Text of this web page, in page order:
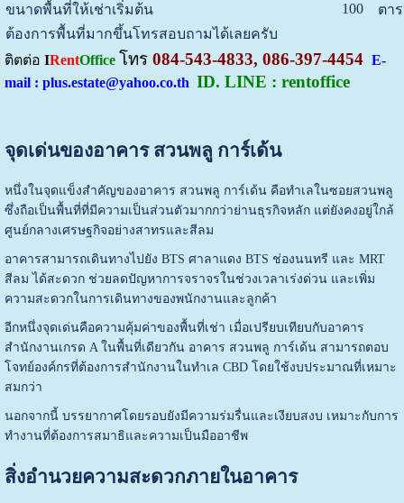
ขนาดพื้นที่ให้เช่าเริ่มต้น
100
ตา
ต้องการพื้นที่มากขึ้นโทรสอบถามได้เลยครับ
ติตต่อ IRentOffice โทร084-543-4833, 086-397-4454 E-
mail : plus.estate@yahoo.co.th ID. LINE : rentoffice
จุดเด่นของอาคาร สวนพลู การ์เด้น
หนึ่งในจุดแข็งสำคัญของอาคาร สวนพลู การ์เด้น คือทำเลในซอยสวนพลู
ซึ่งถือเป็นพื้นที่ที่มีความเป็นส่วนตัวมากกว่าย่านธุรกิจหลัก แต่ยังคงอยู่ใกล้
ศูนย์กลางเศรษฐกิจอย่างสาทรและสีลม
อาคารสามารถเดินทางไปยัง BTS ศาลาแดง BTS ช่องนนทรี และ MRT
สีลม ได้สะดวก ช่วยลดปัญหาการจราจรในช่วงเวลาเร่งด่วน และเพิ่ม
ความสะดวกในการเดินทางของพนักงานและลูกค้า
อีกหนึ่งจุดเด่นคือความคุ้มค่าของพื้นที่เช่า เมื่อเปรียบเทียบกับอาคาร
สำนักงานเกรด A ในพื้นที่เดียวกัน อาคาร สวนพลู การ์เด้น สามารถตอบ
โจทย์องค์กรที่ต้องการสำนักงานในทำเล CBD โดยใช้งบประมาณที่เหมาะ
สมกว่า
นอกจากนี้ บรรยากาศโดยรอบยังมีความร่มรื่นและเงียบสงบ เหมาะกับการ
ทำงานที่ต้องการสมาธิและความเป็นมืออาชีพ
สิ่งอำนวยความสะดวกภายในอาคาร